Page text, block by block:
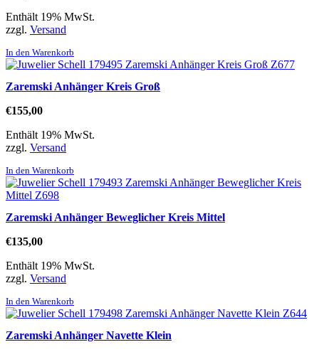
Enthält 19% MwSt.
zzgl. Versand
In den Warenkorb
Zaremski Anhänger Kreis Groß
€155,00
Enthält 19% MwSt.
zzgl. Versand
In den Warenkorb
Zaremski Anhänger Beweglicher Kreis Mittel
€135,00
Enthält 19% MwSt.
zzgl. Versand
In den Warenkorb
Zaremski Anhänger Navette Klein